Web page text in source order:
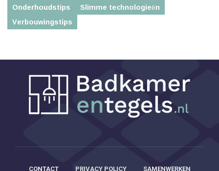
Onderhoudstips
Slimme technologieën
Verbouwingstips
CONTACT PRIVACY POLICY SAMENWERKEN